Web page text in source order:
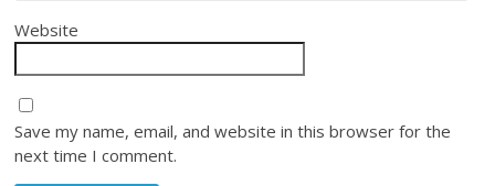
Website
Save my name, email, and website in this browser for the
next time I comment.